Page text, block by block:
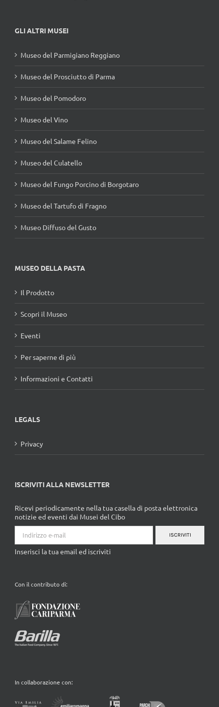
GLI ALTRI MUSEI
Museo del Parmigiano Reggiano
Museo del Prosciutto di Parma
Museo del Pomodoro
Museo del Vino
Museo del Salame Felino
Museo del Culatello
Museo del Fungo Porcino di Borgotaro
Museo del Tartufo di Fragno
Museo Diffuso del Gusto
MUSEO DELLA PASTA
Il Prodotto
Scopri il Museo
Eventi
Per saperne di più
Informazioni e Contatti
LEGALS
Privacy
ISCRIVITI ALLA NEWSLETTER
Ricevi periodicamente nella tua casella di posta elettronica
notizie ed eventi dai Musei del Cibo
ISCRIVITI
Inserisci la tua email ed iscriviti
Con il contributo di:
In collaborazione con: